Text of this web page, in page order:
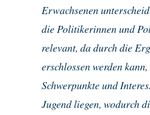
Erwachsenen
die Politikerinnen und
relevant, da durch die
erschlossen werden
Schwerpunkte und
Jugend liegen, wodurch